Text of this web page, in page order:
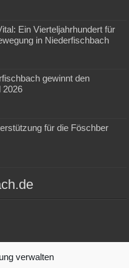
verwalten
Ein Vierteljahrhundert für
in Niederfischbach
gewinnt den
2026
für die Föschber